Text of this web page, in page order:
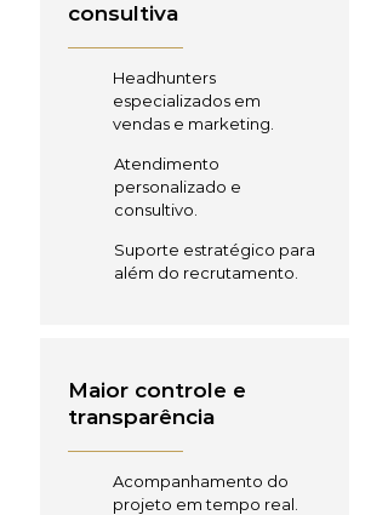
consultiva
Headhunters
especializados em
vendas e marketing.
Atendimento
personalizado e
consultivo.
Suporte estratégico para
além do recrutamento.
Maior controle e
transparência
Acompanhamento do
projeto em tempo real.